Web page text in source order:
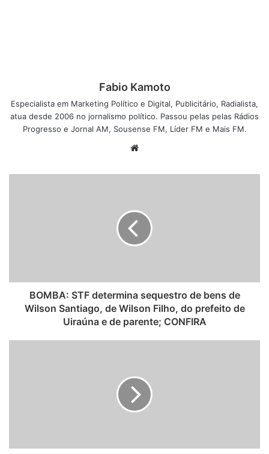
Fabio Kamoto
Especialista em Marketing Político e Digital, Publicitário, Radialista,
atua desde 2006 no jornalismo político. Passou pelas pelas Rádios
Progresso e Jornal AM, Sousense FM, Líder FM e Mais FM.
b
BOMBA: STF determina sequestro de bens de
Wilson Santiago, de Wilson Filho, do prefeito de
Uiraúna e de parente; CONFIRA